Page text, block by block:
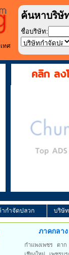
ทศ
ค้นหาบริษั
ชื่อบริษัท:
คลิก ลง
ากำจัดปลวก บริษั
ภาคกลาง
กำแพงเพชร
ตาก